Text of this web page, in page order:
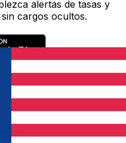
alertas de tasas y
cargos ocultos.